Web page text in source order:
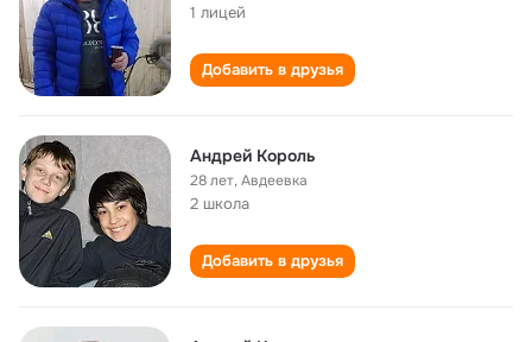
1 лицей
Добавить в друзья
Андрей Король
28 лет,Авдеевка
2 школа
Добавить в друзья